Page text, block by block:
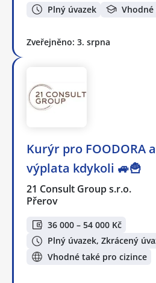
Plný úvazek
Zveřejněno: 3. srpna
Kurýr pro FOODORA
výplata kdykoli 🚙🍟
21 Consult Group s.r.o.
Přerov
36 000 – 54 000 Kč
Plný úvazek, Zkrácený
Vhodné také pro cizince